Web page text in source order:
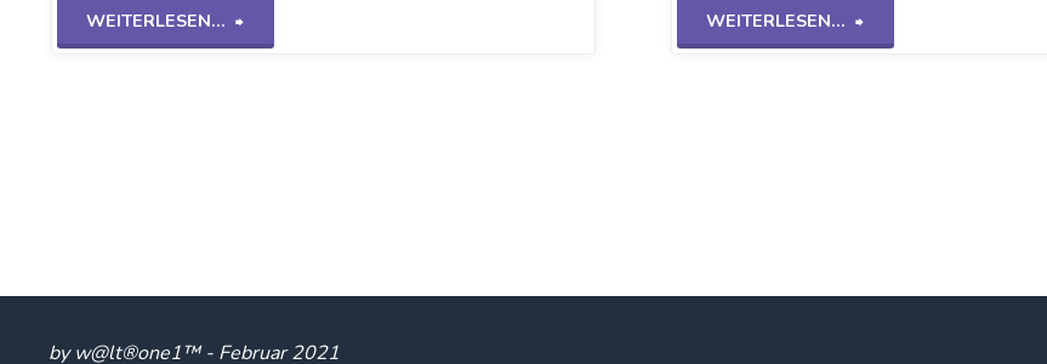
WEITERLESEN...
"Linux-
WEITERLESEN...
"WDS-
by w@lt®one1™ - Februar 2021